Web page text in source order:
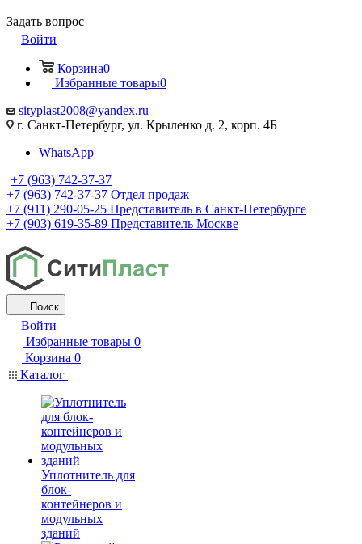
Задать вопрос
Войти
Корзина0
Избранные товары0
sityplast2008@yandex.ru
г. Санкт-Петербург, ул. Крыленко д. 2, корп. 4Б
WhatsApp
+7 (963) 742-37-37
+7 (963) 742-37-37 Отдел продаж
+7 (911) 290-05-25 Представитель в Санкт-Петербурге
+7 (903) 619-35-89 Представитель Москве
Поиск
Войти
Избранные товары 0
Корзина 0
Каталог
Уплотнитель для
блок-
контейнеров и
модульных
зданий